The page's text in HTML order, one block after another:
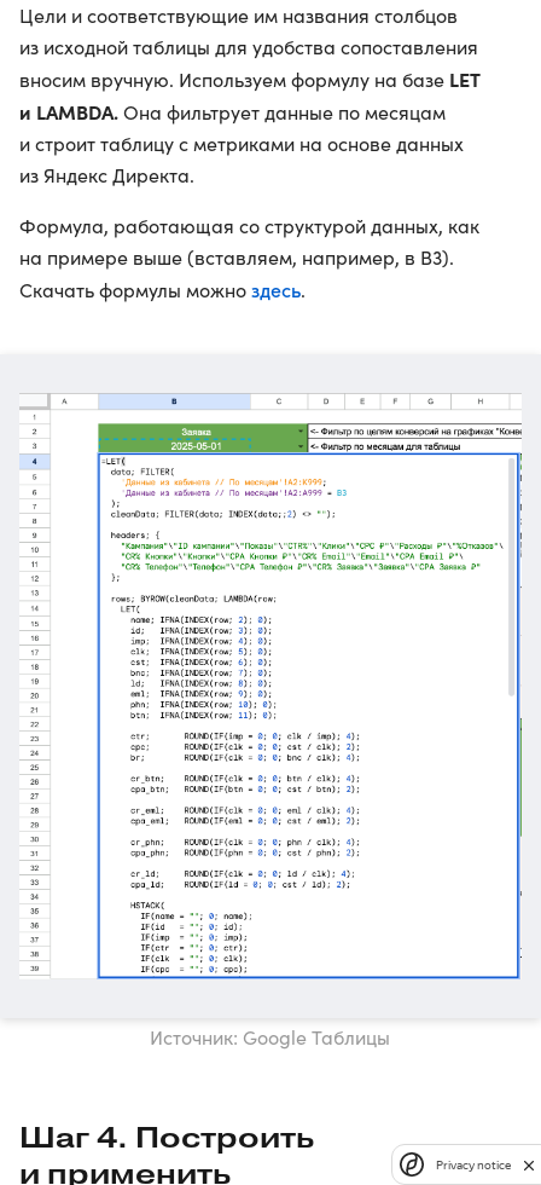
Цели и соответствующие им названия столбцов
из исходной таблицы для удобства сопоставления
вносим вручную. Используем формулу на базе LET
и LAMBDA.Она фильтрует данные по месяцам
и строит таблицу с метриками на основе данных
из Яндекс Директа.
Формула, работающая со структурой данных, как
на примере выше (вставляем, например, в B3).
Скачать формулы можноздесь.
Источник: Google Таблицы
Шаг 4. Построить
и применить
Privacy notice